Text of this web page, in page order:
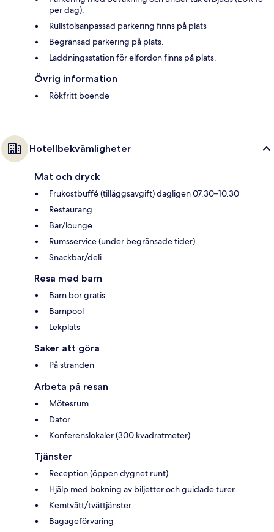
per dag).
Rullstolsanpassad parkering finns på plats
Begränsad parkering på plats.
Laddningsstation för elfordon finns på plats.
Övrig information
Rökfritt boende
Hotellbekvämligheter
Mat och dryck
Frukostbuffé (tilläggsavgift) dagligen 07.30–10.30
Restaurang
Bar/lounge
Rumsservice (under begränsade tider)
Snackbar/deli
Resa med barn
Barn bor gratis
Barnpool
Lekplats
Saker att göra
På stranden
Arbeta på resan
Mötesrum
Dator
Konferenslokaler (300 kvadratmeter)
Tjänster
Reception (öppen dygnet runt)
Hjälp med bokning av biljetter och guidade turer
Kemtvätt/tvättjänster
Bagageförvaring